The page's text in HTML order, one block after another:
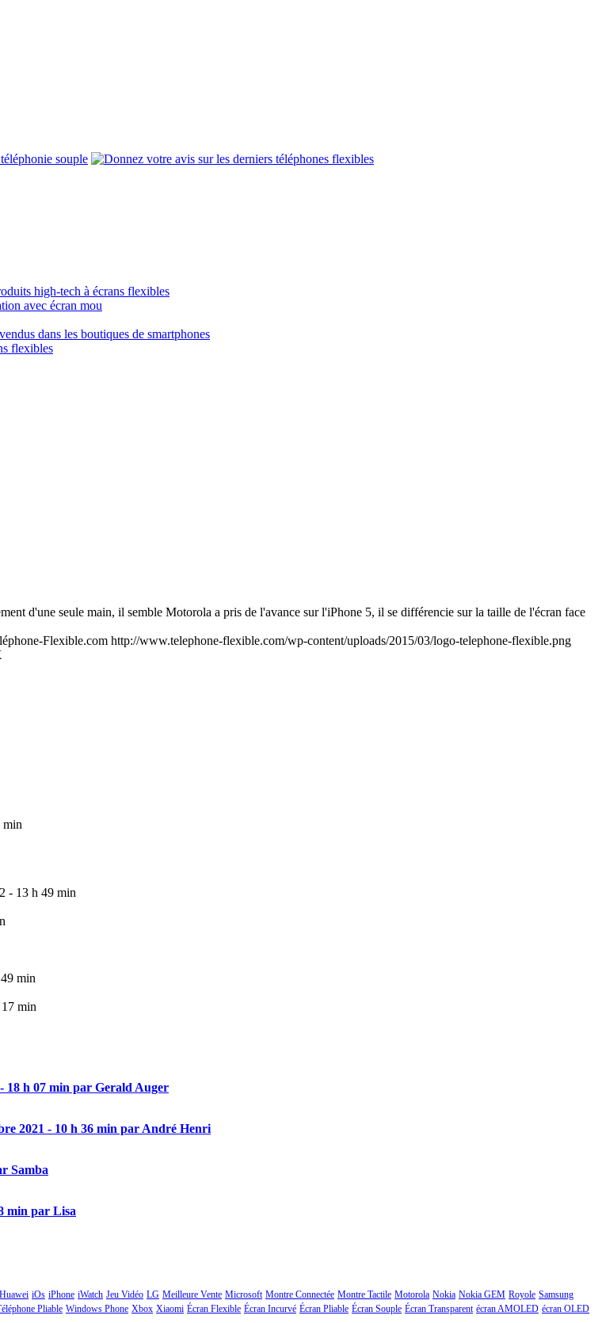
high-tech à écrans flexibles
avec écran mou
dans les boutiques de smartphones
flexibles
d'une seule main, il semble Motorola a pris de l'avance sur l'iPhone 5, il se différencie sur la taille de l'écran face
Flexible.com http://www.telephone-flexible.com/wp-content/uploads/2015/03/logo-telephone-flexible.png
min
- 13 h 49 min
min
min
18 h 07 min par Gerald Auger
2021 - 10 h 36 min par André Henri
Samba
min par Lisa
Huawei iOs iPhone iWatch Jeu Vidéo LG Meilleure Vente Microsoft Montre Connectée Montre Tactile Motorola Nokia Nokia GEM Royole Samsung
Pliable Windows Phone Xbox Xiaomi Écran Flexible Écran Incurvé Écran Pliable Écran Souple Écran Transparent écran AMOLED écran OLED